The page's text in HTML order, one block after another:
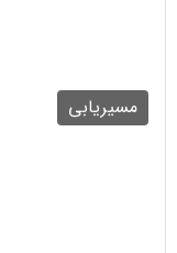
مسیریابی